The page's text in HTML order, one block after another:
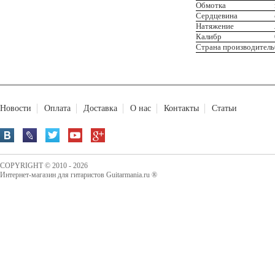
Обмотка
Сердцевина
Натяжение
Калибр
Страна производитель
Новости Оплата Доставка О нас Контакты Статьи
COPYRIGHT © 2010 - 2026
Интернет-магазин для гитаристов Guitarmania.ru ®